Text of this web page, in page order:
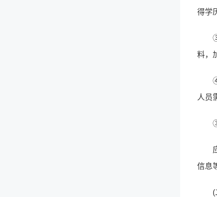
得学
料，
人员
信息
(